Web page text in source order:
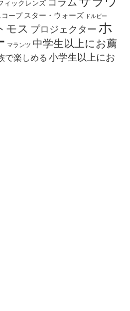
ィックレンズ
コープ スター・ウォーズ ドルビー
モス プロジェクター ホ
マランツ 中学生以上にお薦
で楽しめる 小学生以上にお